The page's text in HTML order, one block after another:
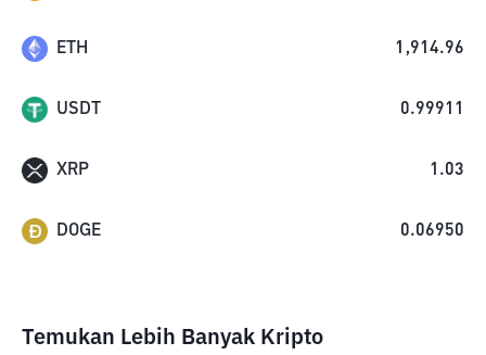
ETH 1,914.96
USDT 0.99911
XRP 1.03
DOGE 0.06950
Temukan Lebih Banyak Kripto